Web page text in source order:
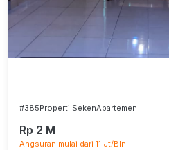
#385Properti SekenApartemen
Rp 2 M
Angsuran mulai dari 11 Jt/Bln